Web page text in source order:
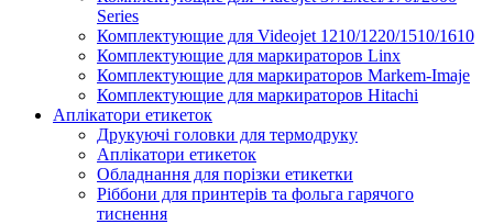
Series
Комплектующие для Videojet 1210/1220/1510/1610
Комплектующие для маркираторов Linx
Комплектующие для маркираторов Markem-Imaje
Комплектующие для маркираторов Hitachi
Аплікатори етикеток
Друкуючі головки для термодруку
Аплікатори етикеток
Обладнання для порізки етикетки
Ріббони для принтерів та фольга гарячого
тиснення